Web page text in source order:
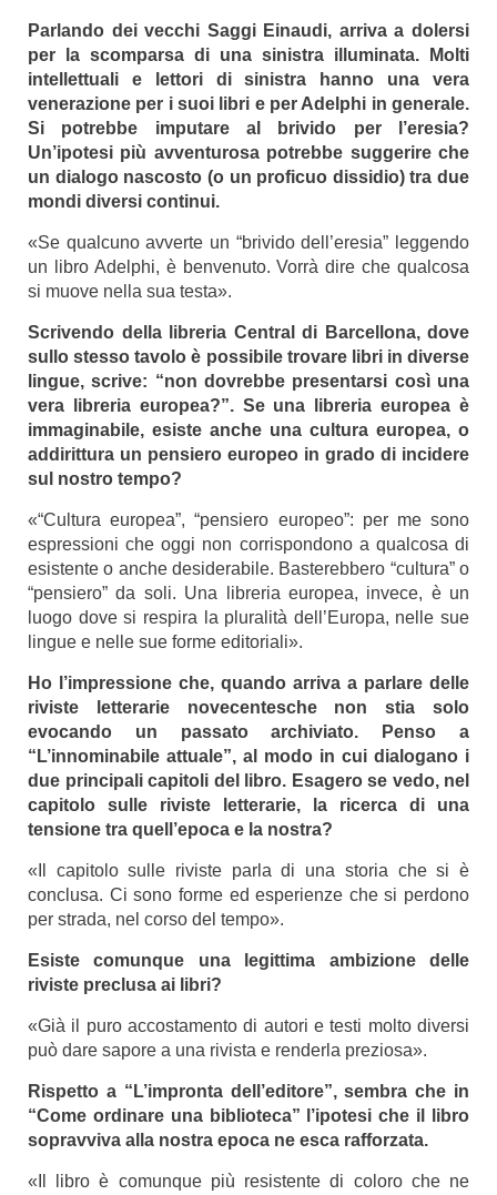
Parlando dei vecchi Saggi Einaudi, arriva a dolersi
per la scomparsa di una sinistra illuminata. Molti
intellettuali e lettori di sinistra hanno una vera
venerazione per i suoi libri e per Adelphi in generale.
Si potrebbe imputare al brivido per l’eresia?
Un’ipotesi più avventurosa potrebbe suggerire che
un dialogo nascosto (o un proficuo dissidio) tra due
mondi diversi continui.
«Se qualcuno avverte un “brivido dell’eresia” leggendo
un libro Adelphi, è benvenuto. Vorrà dire che qualcosa
si muove nella sua testa».
Scrivendo della libreria Central di Barcellona, dove
sullo stesso tavolo è possibile trovare libri in diverse
lingue, scrive: “non dovrebbe presentarsi così una
vera libreria europea?”. Se una libreria europea è
immaginabile, esiste anche una cultura europea, o
addirittura un pensiero europeo in grado di incidere
sul nostro tempo?
«“Cultura europea”, “pensiero europeo”: per me sono
espressioni che oggi non corrispondono a qualcosa di
esistente o anche desiderabile. Basterebbero “cultura” o
“pensiero” da soli. Una libreria europea, invece, è un
luogo dove si respira la pluralità dell’Europa, nelle sue
lingue e nelle sue forme editoriali».
Ho l’impressione che, quando arriva a parlare delle
riviste letterarie novecentesche non stia solo
evocando un passato archiviato. Penso a
“L’innominabile attuale”, al modo in cui dialogano i
due principali capitoli del libro. Esagero se vedo, nel
capitolo sulle riviste letterarie, la ricerca di una
tensione tra quell’epoca e la nostra?
«Il capitolo sulle riviste parla di una storia che si è
conclusa. Ci sono forme ed esperienze che si perdono
per strada, nel corso del tempo».
Esiste comunque una legittima ambizione delle
riviste preclusa ai libri?
«Già il puro accostamento di autori e testi molto diversi
può dare sapore a una rivista e renderla preziosa».
Rispetto a “L’impronta dell’editore”, sembra che in
“Come ordinare una biblioteca” l’ipotesi che il libro
sopravviva alla nostra epoca ne esca rafforzata.
«Il libro è comunque più resistente di coloro che ne